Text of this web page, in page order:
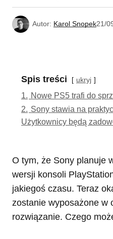
Autor: Karol Snopek21/
Spis treści ukryj
1. Nowe PS5 trafi do
2. Sony stawia na
Użytkownicy będą
O tym, że Sony planuje
wersji konsoli
jakiegoś czasu. Teraz
zostanie wyposażone w
rozwiązanie. Czego